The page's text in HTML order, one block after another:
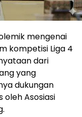
mengenai
kompetisi Liga 4
dari
yang
dukungan
Asosiasi